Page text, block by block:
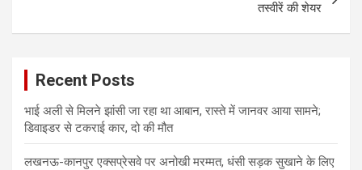
तस्वीरें की शेयर
Recent Posts
भाई अली से मिलने झांसी जा रहा था आबान, रास्ते में जानवर आया सामने;
डिवाइडर से टकराई कार, दो की मौत
लखनऊ-कानपुर एक्सप्रेसवे पर अनोखी मरम्मत, धंसी सड़क सुखाने के लिए